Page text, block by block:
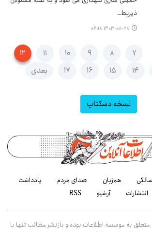
ذیربط…
۱۴۰۳-۰۸-۲۸ ۰۶:۱۸
۷ ۸ ۹ ۱۰ ۱۱
۱۲
۱۴ ۱۵ ۱۶ ۱۷ بعدی
نسخه دسکتاپ
هم‌زبان صدای مردم
یادداشت
انتشارات
آرشیو RSS
به موسسه اطلاعات بوده و بازنشر مطالب تنها با